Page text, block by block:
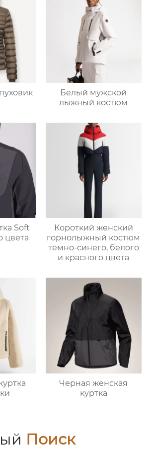
Белый мужской
лыжный костюм
Soft
цвета
Короткий женский
горнолыжный костюм
темно-синего, белого
и красного цвета
Черная женская
куртка
Поиск